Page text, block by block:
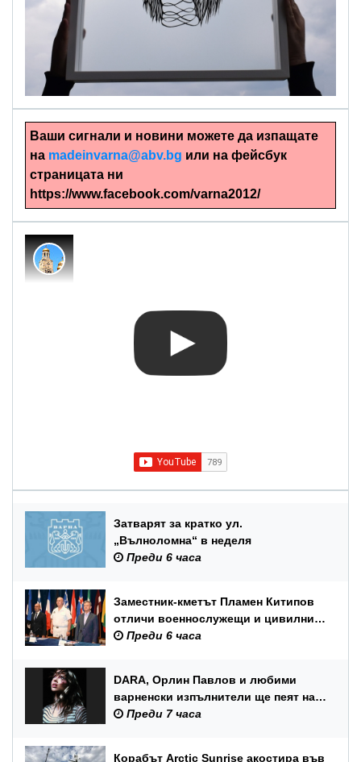
Ръчно изрязани картини
Ваши сигнали и новини можете да изпащате
на madeinvarna@abv.bg или на фейсбук
страницата ни
https://www.facebook.com/varna2012/
Затварят за кратко ул.
„Вълноломна“ в неделя
Преди 6 часа
Заместник-кметът Пламен Китипов
отличи военнослужещи и цивилни
служители по повод Празника на
Преди 6 часа
DARA, Орлин Павлов и любими
варненски изпълнители ще пеят на
празника на Варна
Преди 7 часа
Корабът Arctic Sunrise акостира във